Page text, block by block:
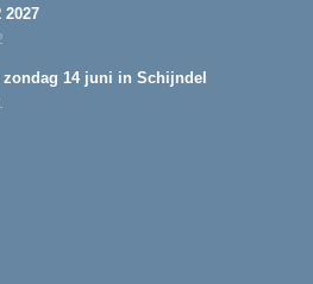
2027
zondag 14 juni in Schijndel